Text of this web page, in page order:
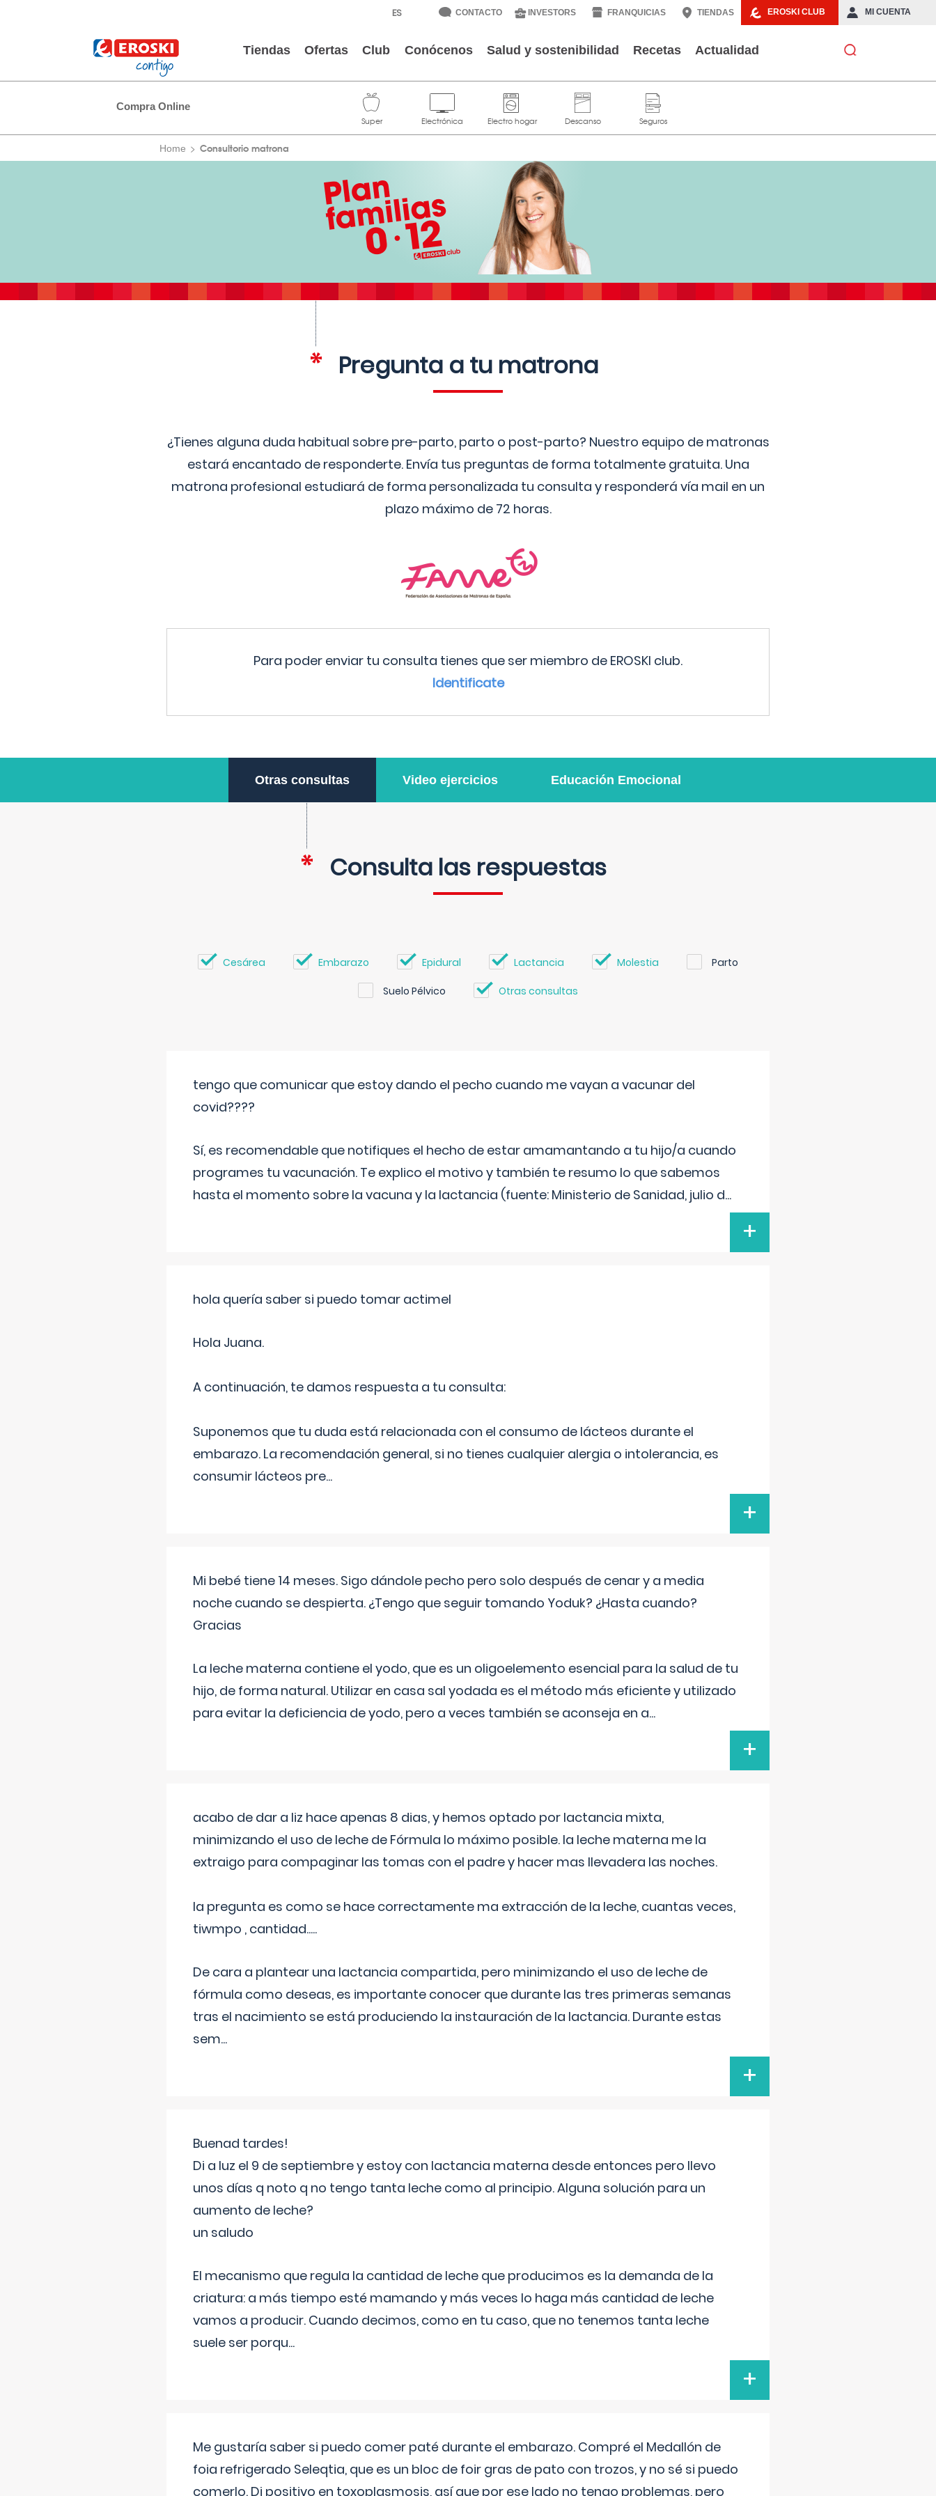
EROSKI CLUB MI CUENTA
CONTACTO INVESTORS FRANQUICIAS TIENDAS
Tiendas Ofertas Club Conócenos Salud y sostenibilidad Recetas Actualidad
Compra Online
Home Consultorio matrona
Pregunta a tu matrona
¿Tienes alguna duda habitual sobre pre-parto, parto o post-parto? Nuestro equipo de matronas
estará encantado de responderte. Envía tus preguntas de forma totalmente gratuita. Una
matrona profesional estudiará de forma personalizada tu consulta y responderá vía mail en un
plazo máximo de 72 horas.
Para poder enviar tu consulta tienes que ser miembro de EROSKI club.
Identificate
Otras consultas Video ejercicios Educación Emocional
Consulta las respuestas
Cesárea Embarazo Epidural Lactancia Molestia Parto
Suelo Pélvico Otras consultas
tengo que comunicar que estoy dando el pecho cuando me vayan a vacunar del
covid????
Sí, es recomendable que notifiques el hecho de estar amamantando a tu hijo/a cuando
programes tu vacunación. Te explico el motivo y también te resumo lo que sabemos
hasta el momento sobre la vacuna y la lactancia (fuente: Ministerio de Sanidad, julio d...
+
hola quería saber si puedo tomar actimel
Hola Juana.
A continuación, te damos respuesta a tu consulta:
Suponemos que tu duda está relacionada con el consumo de lácteos durante el
embarazo. La recomendación general, si no tienes cualquier alergia o intolerancia, es
consumir lácteos pre...
+
Mi bebé tiene 14 meses. Sigo dándole pecho pero solo después de cenar y a media
noche cuando se despierta. ¿Tengo que seguir tomando Yoduk? ¿Hasta cuando?
Gracias
La leche materna contiene el yodo, que es un oligoelemento esencial para la salud de tu
hijo, de forma natural. Utilizar en casa sal yodada es el método más eficiente y utilizado
para evitar la deficiencia de yodo, pero a veces también se aconseja en a...
+
acabo de dar a liz hace apenas 8 dias, y hemos optado por lactancia mixta,
minimizando el uso de leche de Fórmula lo máximo posible. la leche materna me la
extraigo para compaginar las tomas con el padre y hacer mas llevadera las noches.
la pregunta es como se hace correctamente ma extracción de la leche, cuantas veces,
tiwmpo , cantidad.....
De cara a plantear una lactancia compartida, pero minimizando el uso de leche de
fórmula como deseas, es importante conocer que durante las tres primeras semanas
tras el nacimiento se está produciendo la instauración de la lactancia. Durante estas
sem...
+
Buenad tardes!
Di a luz el 9 de septiembre y estoy con lactancia materna desde entonces pero llevo
unos días q noto q no tengo tanta leche como al principio. Alguna solución para un
aumento de leche?
un saludo
El mecanismo que regula la cantidad de leche que producimos es la demanda de la
criatura: a más tiempo esté mamando y más veces lo haga más cantidad de leche
vamos a producir. Cuando decimos, como en tu caso, que no tenemos tanta leche
suele ser porqu...
+
Me gustaría saber si puedo comer paté durante el embarazo. Compré el Medallón de
foia refrigerado Seleqtia, que es un bloc de foir gras de pato con trozos, y no sé si puedo
comerlo. Di positivo en toxoplasmosis, así que por ese lado no tengo problemas, pero